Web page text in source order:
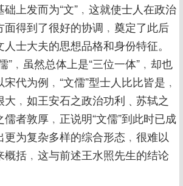
上发而为“文”﹐这就使士人在政治
面得到了很好的协调﹐奠定了此后
士大夫的思想品格和身份特征。
”﹐虽然总体上是“三位一体”﹐却也
代为例﹐“文儒”型士人比比皆是﹐
﹐如王安石之政治功利﹑苏轼之
者敦厚﹐正说明“文儒”到此时已成
为复杂多样的综合形态﹐很难以
括﹐这与前述王水照先生的结论